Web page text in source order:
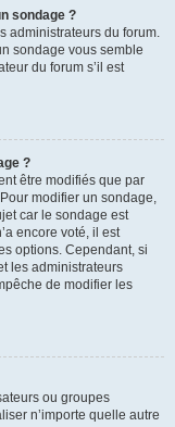
sondage ?
administrateurs du forum.
sondage vous semble
du forum s’il est
?
être modifiés que par
modifier un sondage,
car le sondage est
encore voté, il est
options. Cependant, si
les administrateurs
de modifier les
ou groupes
n’importe quelle autre